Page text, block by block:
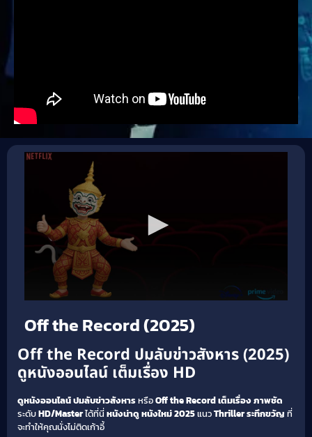
Off the Record (2025)
Off the Record ปมลับข่าวสังหาร (2025)
ดูหนังออนไลน์ เต็มเรื่อง HD
ดูหนังออนไลน์ปมลับข่าวสังหารหรือOff the Recordเต็มเรื่องภาพชัด
ระดับHD/Masterได้ที่นี่หนังน่าดูหนังใหม่ 2025แนวThriller ระทึกขวัญ ที่
จะทำให้คุณนั่งไม่ติดเก้าอี้